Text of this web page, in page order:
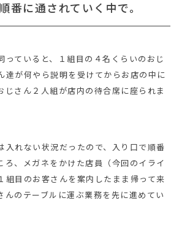
番に通されていく中で。
っていると、１組目の４名くらいのおじ
達が何やら説明を受けてからお店の中に
じさん２人組が店内の待合席に座られま
入れない状況だったので、入り口で順番
ろ、メガネをかけた店員（今回のイライ
組目のお客さんを案内したまま帰って来
んのテーブルに運ぶ業務を先に進めてい